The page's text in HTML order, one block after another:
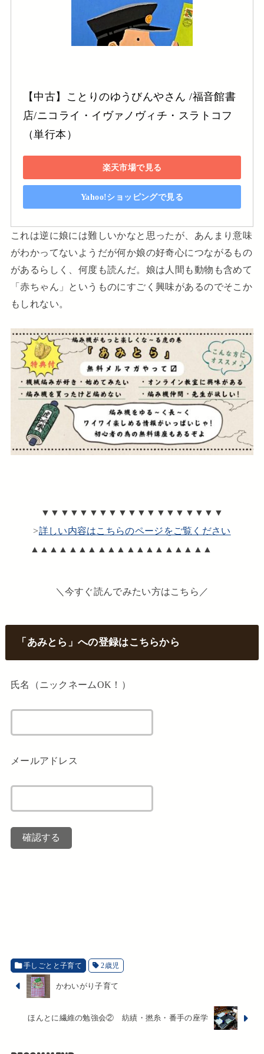
【中古】ことりのゆうびんやさん /福音館書
店/ニコライ・イヴァノヴィチ・スラトコフ
（単行本）
楽天市場で見る
Yahoo!ショッピングで見る
これは逆に娘には難しいかなと思ったが、あんまり意味
がわかってないようだが何か娘の好奇心につながるもの
があるらしく、何度も読んだ。娘は人間も動物も含めて
「赤ちゃん」というものにすごく興味があるのでそこか
もしれない。
▼▼▼▼▼▼▼▼▼▼▼▼▼▼▼▼▼▼▼
>詳しい内容はこちらのページをご覧ください
▲▲▲▲▲▲▲▲▲▲▲▲▲▲▲▲▲▲▲
＼今すぐ読んでみたい方はこちら／
「あみとら」への登録はこちらから
氏名（ニックネームOK！）
メールアドレス
手しごとと子育て 2歳児
かわいがり子育て
ほんとに繊維の勉強会② 紡績・撚糸・番手の座学